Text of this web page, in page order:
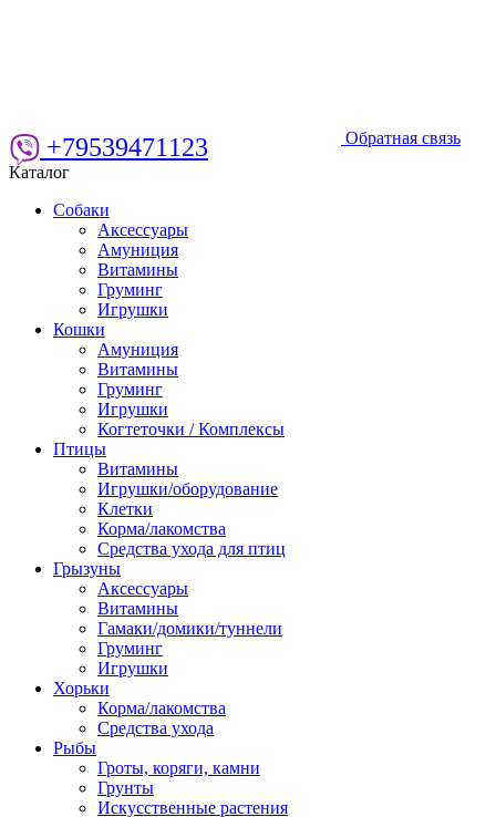
Обратная связь
+79539471123
Каталог
Собаки
Аксессуары
Амуниция
Витамины
Груминг
Игрушки
Кошки
Амуниция
Витамины
Груминг
Игрушки
Когтеточки / Комплексы
Птицы
Витамины
Игрушки/оборудование
Клетки
Корма/лакомства
Средства ухода для птиц
Грызуны
Аксессуары
Витамины
Гамаки/домики/туннели
Груминг
Игрушки
Хорьки
Корма/лакомства
Средства ухода
Рыбы
Гроты, коряги, камни
Грунты
Искусственные растения